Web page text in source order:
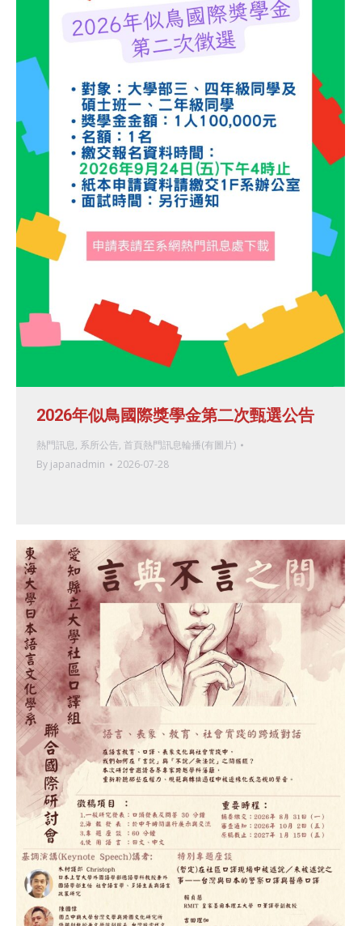
2026年似鳥國際獎學金第二次甄選公告
熱門訊息, 系所公告, 首頁熱門訊息輪播(有圖片)
By japanadmin 2026-07-28